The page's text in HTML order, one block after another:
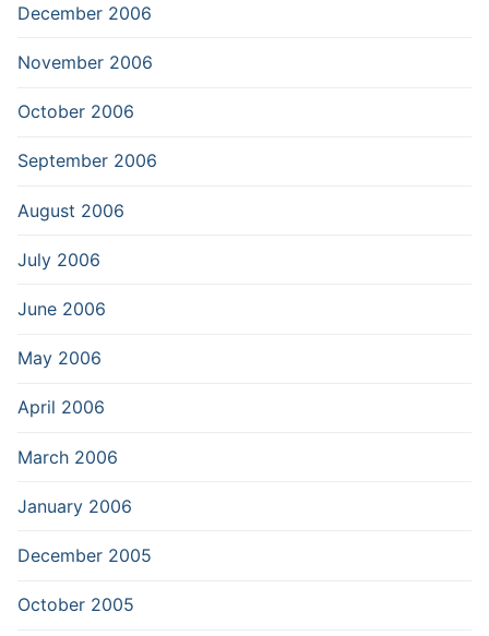
December 2006
November 2006
October 2006
September 2006
August 2006
July 2006
June 2006
May 2006
April 2006
March 2006
January 2006
December 2005
October 2005